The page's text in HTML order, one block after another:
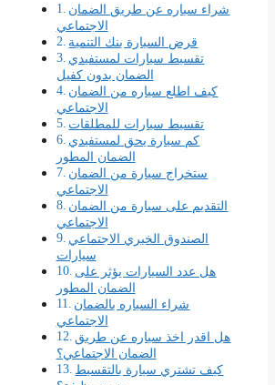
شراء سياره عن طريق الضمان
الاجتماعي
قرض السيارة بنك التنمية
تقسيط سيارات لمستفيدي
الضمان بدون كفيل
كيف اطلع سياره من الضمان
الاجتماعي
تقسيط سيارات للمطلقات
كم سيارة يحق لمستفيدي
الضمان المطور
ستخراج سيارة من الضمان
الاجتماعي
التقديم على سيارة من الضمان
الاجتماعي
الصندوق الخيري الاجتماعي
سيارات
هل عدد السيارات يؤثر على
الضمان المطور
شراء السياره بالضمان
الاجتماعي
هل اقدر اخذ سياره عن طريق
الضمان الاجتماعي؟
كيف تشتري سيارة بالتقسيط